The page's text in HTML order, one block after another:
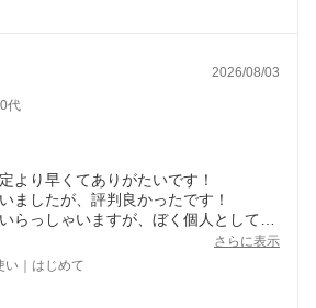
2026/08/03
代
より早くてありがたいです！
ましたが、評判良かったです！
らっしゃいますが、ぼく個人としては
コン欲しいですね笑笑
さらに表示
い｜はじめて